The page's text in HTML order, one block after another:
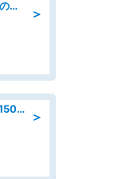
＞
未経験/トヨタ自動車 田原工場で部品の運搬作業/tutumi
＞
一般事務・OA事務/事務&軽作業時給1500円土日祝休み各種社保完備